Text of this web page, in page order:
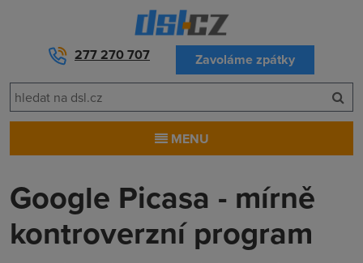
277 270 707 Zavoláme zpátky
MENU
Google Picasa - mírně
kontroverzní program